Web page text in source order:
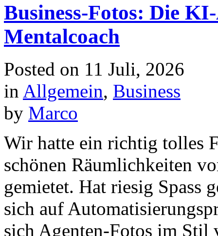
Business-Fotos: Die
Mentalcoach
Posted on 11 Juli, 2026
in Allgemein, Business
by Marco
Wir hatte ein richtig tolles
schönen Räumlichkeiten
gemietet. Hat riesig Spass
sich auf
sich Agenten-Fotos im